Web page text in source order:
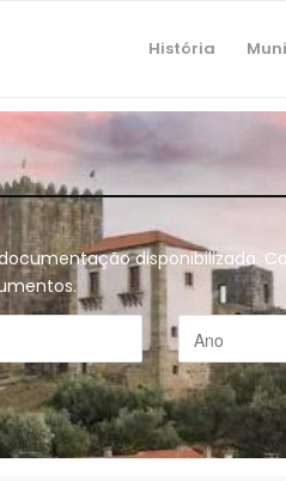
História
disponibilizada.